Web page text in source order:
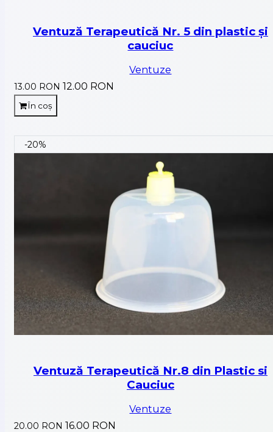
Ventuză Terapeutică Nr. 5 din plastic și
cauciuc
Ventuze
13.00 RON 12.00 RON
În coș
-20%
Ventuză Terapeutică Nr.8 din Plastic si
Cauciuc
Ventuze
20.00 RON 16.00 RON